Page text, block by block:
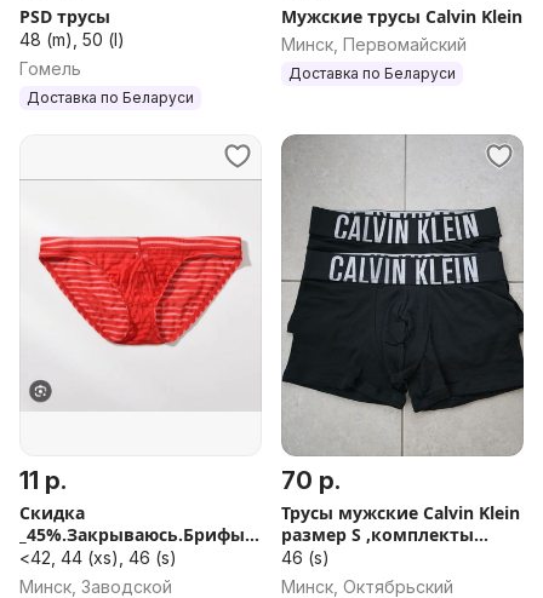
PSD трусы
48 (m), 50 (l)
Гомель
Доставка по Беларуси
Мужские трусы Calvin Klein
Минск, Первомайский
Доставка по Беларуси
11 р.
Скидка
_45%.Закрываюсь.Брифы
сетка.
<42, 44 (xs), 46 (s)
Минск, Заводской
70 р.
Трусы мужские Calvin Klein
размер S ,комплекты
разные
46 (s)
Минск, Октябрьский